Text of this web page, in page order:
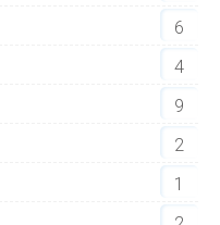
6
4
9
2
1